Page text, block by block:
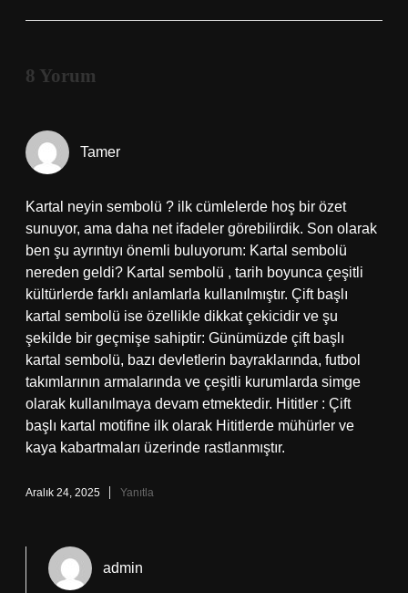
8 Yorum
Tamer
Kartal neyin sembolü ? ilk cümlelerde hoş bir özet
sunuyor, ama daha net ifadeler görebilirdik. Son olarak
ben şu ayrıntıyı önemli buluyorum: Kartal sembolü
nereden geldi? Kartal sembolü , tarih boyunca çeşitli
kültürlerde farklı anlamlarla kullanılmıştır. Çift başlı
kartal sembolü ise özellikle dikkat çekicidir ve şu
şekilde bir geçmişe sahiptir: Günümüzde çift başlı
kartal sembolü, bazı devletlerin bayraklarında, futbol
takımlarının armalarında ve çeşitli kurumlarda simge
olarak kullanılmaya devam etmektedir. Hititler : Çift
başlı kartal motifine ilk olarak Hititlerde mühürler ve
kaya kabartmaları üzerinde rastlanmıştır.
Aralık 24, 2025 Yanıtla
admin